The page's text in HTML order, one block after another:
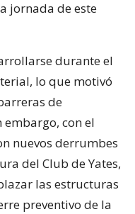
jornada de este
durante el
lo que motivó
de
embargo, con el
nuevos derrumbes
del Club de Yates,
las estructuras
preventivo de la